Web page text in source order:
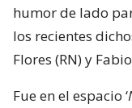
humor de lado
los recientes
Flores (RN) y
Fue en el espacio ‘